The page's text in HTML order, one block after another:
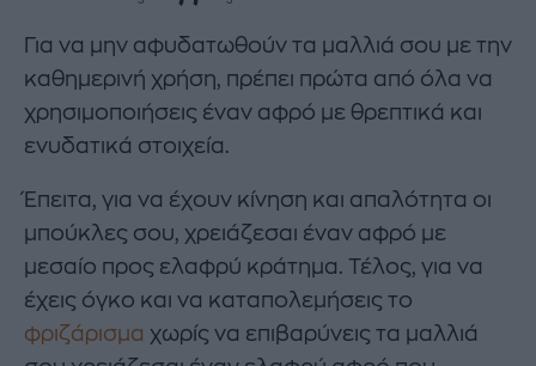
Για να μην αφυδατωθούν τα μαλλιά σου με την
καθημερινή χρήση, πρέπει πρώτα από όλα να
χρησιμοποιήσεις έναν αφρό με θρεπτικά και
ενυδατικά στοιχεία.
Έπειτα, για να έχουν κίνηση και απαλότητα οι
μπούκλες σου, χρειάζεσαι έναν αφρό με
μεσαίο προς ελαφρύ κράτημα. Τέλος, για να
έχεις όγκο και να καταπολεμήσεις το
φριζάρισμα χωρίς να επιβαρύνεις τα μαλλιά